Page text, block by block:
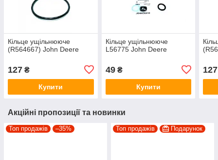
Кільце ущільнююче
(R564667) John Deere
127 ₴
Купити
Кільце ущільнююче
L56775 John Deere
49₴
Купити
127
Акційні пропозиції та новинки
Топ продажів –35% Топ продажів Подарунок